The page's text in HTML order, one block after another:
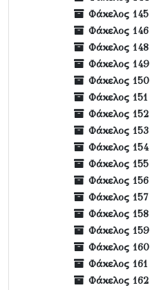
Φάκελος 145
Φάκελος 146
Φάκελος 148
Φάκελος 149
Φάκελος 150
Φάκελος 151
Φάκελος 152
Φάκελος 153
Φάκελος 154
Φάκελος 155
Φάκελος 156
Φάκελος 157
Φάκελος 158
Φάκελος 159
Φάκελος 160
Φάκελος 161
Φάκελος 162